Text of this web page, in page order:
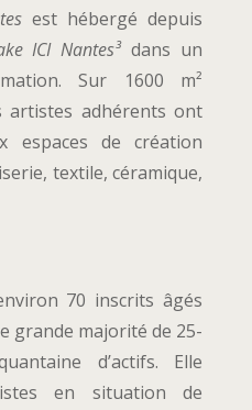
est hébergé depuis
ICI Nantes³dans un
Sur 1600 m²
artistes adhérents ont
espaces de création
textile, céramique,
70 inscrits âgés
grande majorité de 25-
d’actifs. Elle
en situation de